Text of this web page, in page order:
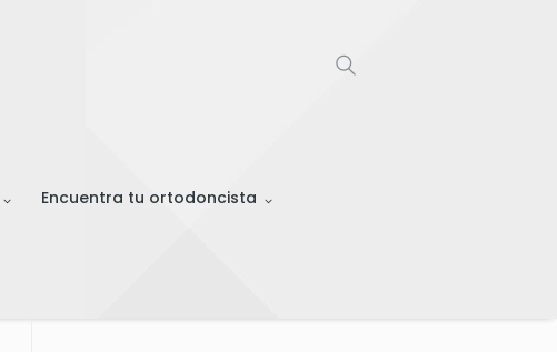
Encuentra tu ortodoncista